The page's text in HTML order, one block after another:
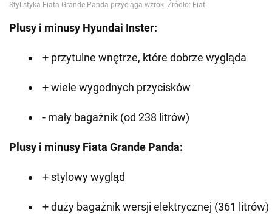
Plusy i minusy Hyundai Inster:
+ przytulne wnętrze, które dobrze wygląda
+ wiele wygodnych przycisków
- mały bagażnik (od 238 litrów)
Plusy i minusy Fiata Grande Panda:
+ stylowy wygląd
+ duży bagażnik wersji elektrycznej (361 litrów)